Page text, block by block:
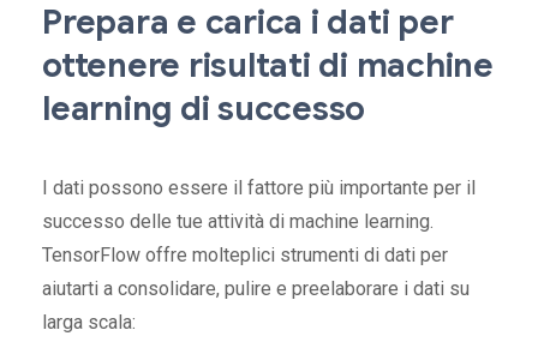
Prepara e carica i dati per
ottenere risultati di machine
learning di successo
I dati possono essere il fattore più importante per il
successo delle tue attività di machine learning.
TensorFlow offre molteplici strumenti di dati per
aiutarti a consolidare, pulire e preelaborare i dati su
larga scala: